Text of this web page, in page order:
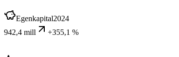
Egenkapital2024
942,4 mill
+355,1 %